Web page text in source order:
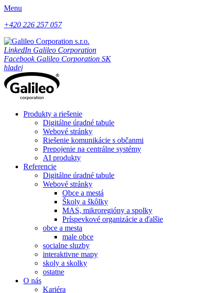
Menu
+420 226 257 057
LinkedIn Galileo Corporation
Facebook Galileo Corporation SK
hladej
Produkty a riešenie
Digitálne úradné tabule
Webové stránky
Riešenie komunikácie s občanmi
Prepojenie na centrálne systémy
AI produkty
Referencie
Digitálne úradné tabule
Webové stránky
Obce a mestá
Školy a škôlky
MAS, mikroregióny a spolky
Príspevkové organizácie a ďalšie
obce a mesta
male obce
socialne sluzby
interaktivne mapy
skoly a skolky
ostatne
O nás
Kariéra